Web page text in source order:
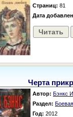
Страниц: 81
Дата
Читать
Черта
Автор: Бэнкс
Раздел:
Год: 2012